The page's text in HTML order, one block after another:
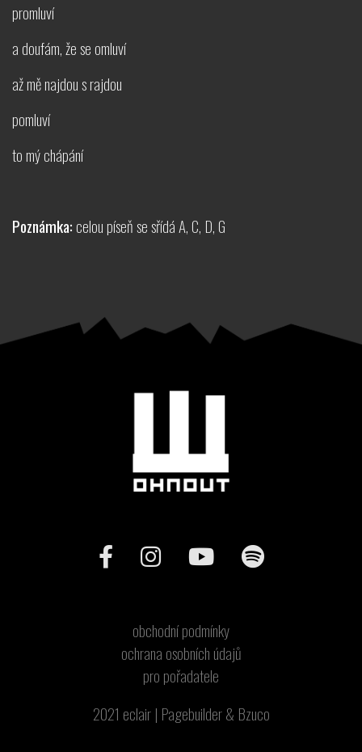
promluví
a doufám, že se omluví
až mě najdou s rajdou
pomluví
to mý chápání
Poznámka: celou píseň se sřídá A, C, D, G
obchodní podmínky
ochrana osobních údajů
pro pořadatele
2021 eclair| Pagebuilder& Bzuco